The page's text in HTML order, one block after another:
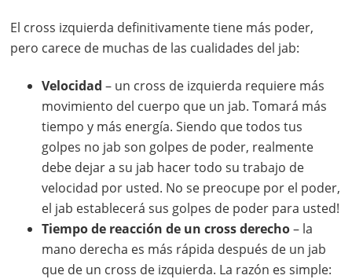
El cross izquierda definitivamente tiene más poder,
pero carece de muchas de las cualidades del jab:
Velocidad – un cross de izquierda requiere más
movimiento del cuerpo que un jab. Tomará más
tiempo y más energía. Siendo que todos tus
golpes no jab son golpes de poder, realmente
debe dejar a su jab hacer todo su trabajo de
velocidad por usted. No se preocupe por el poder,
el jab establecerá sus golpes de poder para usted!
Tiempo de reacción de un cross derecho– la
mano derecha es más rápida después de un jab
que de un cross de izquierda. La razón es simple: